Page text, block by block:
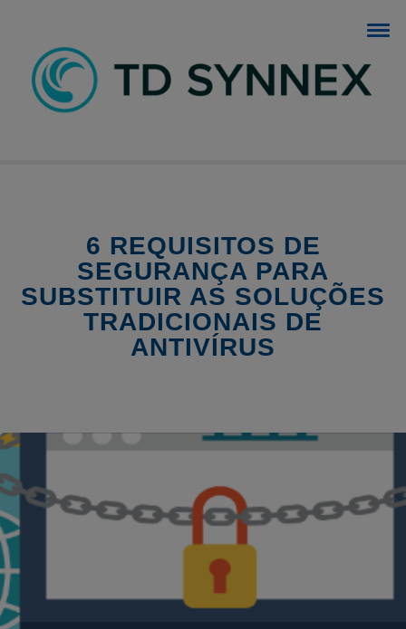
BLOG TD SYNNEX
6 REQUISITOS DE
SEGURANÇA PARA
SUBSTITUIR AS SOLUÇÕES
TRADICIONAIS DE
ANTIVÍRUS